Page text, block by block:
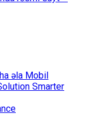
əla Mobil
Smarter